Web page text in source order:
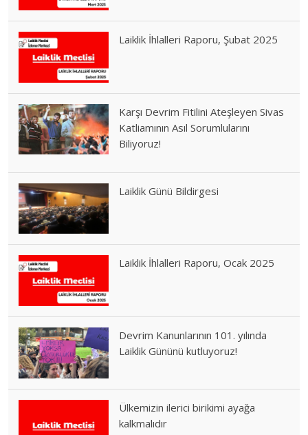
Laiklik İhlalleri Raporu, Şubat 2025
Karşı Devrim Fitilini Ateşleyen Sivas
Katliamının Asıl Sorumlularını
Biliyoruz!
Laiklik Günü Bildirgesi
Laiklik İhlalleri Raporu, Ocak 2025
Devrim Kanunlarının 101. yılında
Laiklik Gününü kutluyoruz!
Ülkemizin ilerici birikimi ayağa
kalkmalıdır